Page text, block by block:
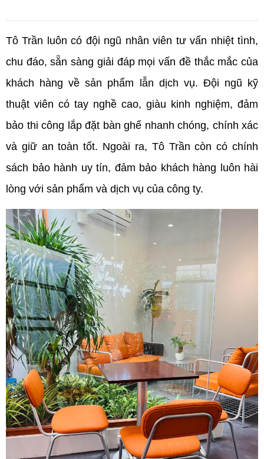
Tô Trần luôn có đội ngũ nhân viên tư vấn nhiệt tình,
chu đáo, sẵn sàng giải đáp mọi vấn đề thắc mắc của
khách hàng về sản phẩm lẫn dịch vụ. Đội ngũ kỹ
thuật viên có tay nghề cao, giàu kinh nghiệm, đảm
bảo thi công lắp đặt bàn ghế nhanh chóng, chính xác
và giữ an toàn tốt. Ngoài ra, Tô Trần còn có chính
sách bảo hành uy tín, đảm bảo khách hàng luôn hài
lòng với sản phẩm và dịch vụ của công ty.